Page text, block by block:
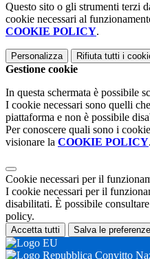
Questo sito o gli strumenti terzi
cookie necessari al
COOKIE POLICY.
Personalizza Rifiuta tutti i
Gestione cookie
In questa schermata è possibile
I cookie necessari sono quelli
piattaforma e non è possibile
Per conoscere quali sono i
visionare la COOKIE POLICY.
Cookie necessari per il
I cookie necessari per il
disabilitati. È possibile
policy.
Accetta tutti Salva le preferenze
Convitto